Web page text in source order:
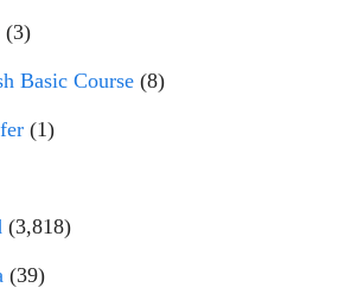
(3)
Basic Course (8)
(1)
(3,818)
(39)